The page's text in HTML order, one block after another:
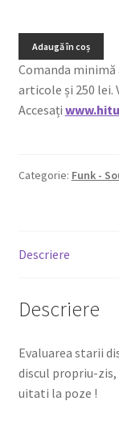
Adaugă în coș
Comanda
articole și 250 lei.
Accesați
Categorie: Funk -
Descriere
Descriere
Evaluarea starii
discul propriu-
uitati la poze !